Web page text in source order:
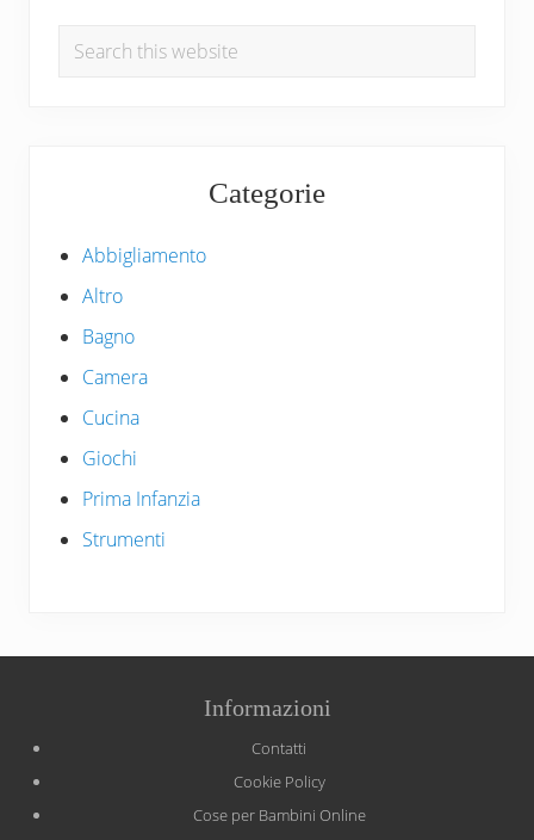
Search
Categorie
Abbigliamento
Altro
Bagno
Camera
Cucina
Giochi
Prima Infanzia
Strumenti
Footer
Informazioni
Contatti
Cookie Policy
Cose per Bambini Online